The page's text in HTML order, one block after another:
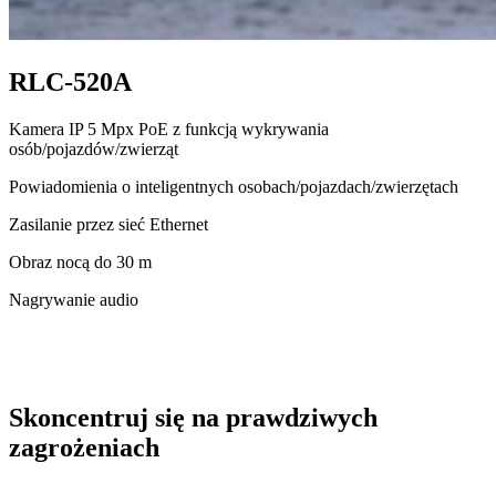
RLC-520A
Kamera IP 5 Mpx PoE z funkcją wykrywania
osób/pojazdów/zwierząt
Powiadomienia o inteligentnych osobach/pojazdach/zwierzętach
Zasilanie przez sieć Ethernet
Obraz nocą do 30 m
Nagrywanie audio
Skoncentruj się na prawdziwych
zagrożeniach